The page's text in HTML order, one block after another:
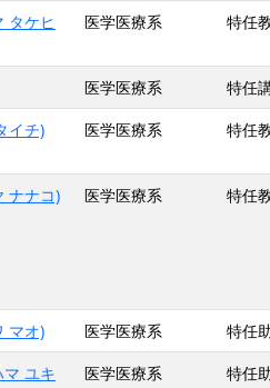
タケヒ
医学医療系 特任
医学医療系 特任
イチ)
医学医療系 特任
ナナコ)
医学医療系 特任
マオ)
医学医療系 特任
ユキ
医学医療系 特任